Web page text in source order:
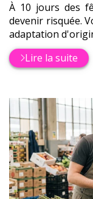
À 10 jours des
devenir risquée.
adaptation
Lire la suite